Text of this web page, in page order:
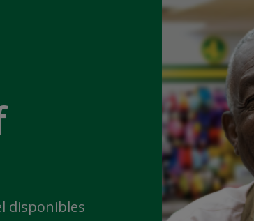
disponibles